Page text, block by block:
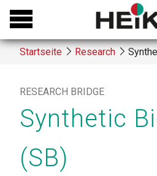
Direkt
zum
Inhalt
Breadcrumb
Startseite Research
RESEARCH BRIDGE
Synthetic
(SB)